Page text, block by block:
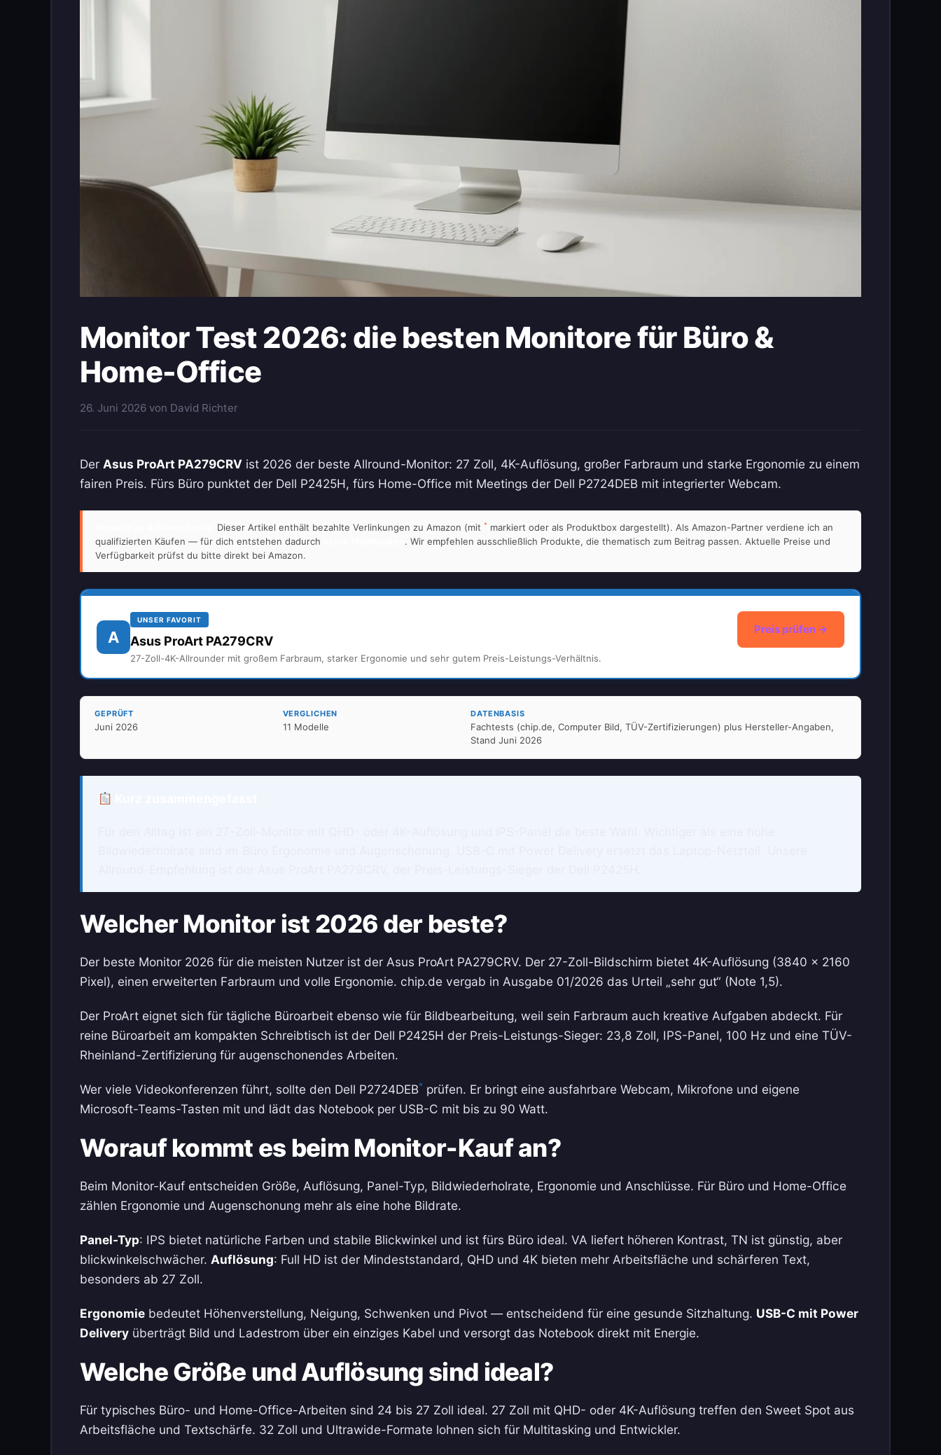
Monitor Test 2026: die besten Monitore für Büro &
Home-Office
26. Juni 2026 von David Richter
Der Asus ProArt PA279CRV ist 2026 der beste Allround-Monitor: 27 Zoll, 4K-Auflösung, großer Farbraum und starke Ergonomie zu einem
fairen Preis. Fürs Büro punktet der Dell P2425H, fürs Home-Office mit Meetings der Dell P2724DEB mit integrierter Webcam.
Dieser Artikel enthält bezahlte Verlinkungen zu Amazon (mit * markiert oder als Produktbox dargestellt). Als Amazon-Partner verdiene ich an
qualifizierten Käufen — für dich entstehen dadurch
. Wir empfehlen ausschließlich Produkte, die thematisch zum Beitrag passen. Aktuelle Preise und
Verfügbarkeit prüfst du bitte direkt bei Amazon.
A
UNSER FAVORIT
Asus ProArt PA279CRV
27-Zoll-4K-Allrounder mit großem Farbraum, starker Ergonomie und sehr gutem Preis-Leistungs-Verhältnis.
Preis prüfen →
GEPRÜFT
Juni 2026
VERGLICHEN
11 Modelle
DATENBASIS
Fachtests (chip.de, Computer Bild, TÜV-Zertifizierungen) plus Hersteller-Angaben,
Stand Juni 2026
Welcher Monitor ist 2026 der beste?
Der beste Monitor 2026 für die meisten Nutzer ist der Asus ProArt PA279CRV. Der 27-Zoll-Bildschirm bietet 4K-Auflösung (3840 × 2160
Pixel), einen erweiterten Farbraum und volle Ergonomie. chip.de vergab in Ausgabe 01/2026 das Urteil „sehr gut“ (Note 1,5).
Der ProArt eignet sich für tägliche Büroarbeit ebenso wie für Bildbearbeitung, weil sein Farbraum auch kreative Aufgaben abdeckt. Für
reine Büroarbeit am kompakten Schreibtisch ist der Dell P2425H der Preis-Leistungs-Sieger: 23,8 Zoll, IPS-Panel, 100 Hz und eine TÜV-
Rheinland-Zertifizierung für augenschonendes Arbeiten.
Wer viele Videokonferenzen führt, sollte den Dell P2724DEB* prüfen. Er bringt eine ausfahrbare Webcam, Mikrofone und eigene
Microsoft-Teams-Tasten mit und lädt das Notebook per USB-C mit bis zu 90 Watt.
Worauf kommt es beim Monitor-Kauf an?
Beim Monitor-Kauf entscheiden Größe, Auflösung, Panel-Typ, Bildwiederholrate, Ergonomie und Anschlüsse. Für Büro und Home-Office
zählen Ergonomie und Augenschonung mehr als eine hohe Bildrate.
Panel-Typ: IPS bietet natürliche Farben und stabile Blickwinkel und ist fürs Büro ideal. VA liefert höheren Kontrast, TN ist günstig, aber
blickwinkelschwächer. Auflösung: Full HD ist der Mindeststandard, QHD und 4K bieten mehr Arbeitsfläche und schärferen Text,
besonders ab 27 Zoll.
Ergonomie bedeutet Höhenverstellung, Neigung, Schwenken und Pivot — entscheidend für eine gesunde Sitzhaltung. USB-C mit Power
Delivery überträgt Bild und Ladestrom über ein einziges Kabel und versorgt das Notebook direkt mit Energie.
Welche Größe und Auflösung sind ideal?
Für typisches Büro- und Home-Office-Arbeiten sind 24 bis 27 Zoll ideal. 27 Zoll mit QHD- oder 4K-Auflösung treffen den Sweet Spot aus
Arbeitsfläche und Textschärfe. 32 Zoll und Ultrawide-Formate lohnen sich für Multitasking und Entwickler.